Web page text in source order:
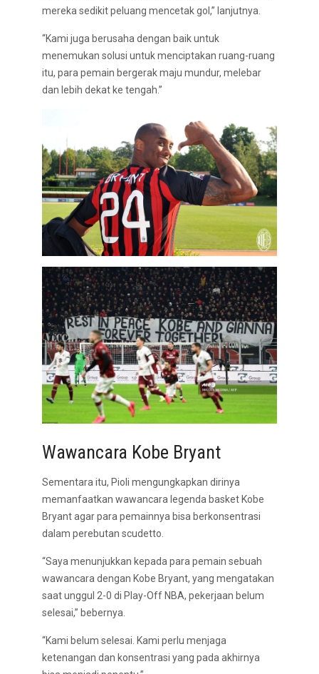
mereka sedikit peluang mencetak gol,” lanjutnya.
“Kami juga berusaha dengan baik untuk
menemukan solusi untuk menciptakan ruang-ruang
itu, para pemain bergerak maju mundur, melebar
dan lebih dekat ke tengah.”
Wawancara Kobe Bryant
Sementara itu, Pioli mengungkapkan dirinya
memanfaatkan wawancara legenda basket Kobe
Bryant agar para pemainnya bisa berkonsentrasi
dalam perebutan scudetto.
“Saya menunjukkan kepada para pemain sebuah
wawancara dengan Kobe Bryant, yang mengatakan
saat unggul 2-0 di Play-Off NBA, pekerjaan belum
selesai,” bebernya.
“Kami belum selesai. Kami perlu menjaga
ketenangan dan konsentrasi yang pada akhirnya